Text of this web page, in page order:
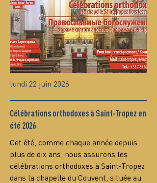
lundi 22 juin 2026
Célébrations orthodoxes à Saint-Tropez en
été 2026
Cet été, comme chaque année depuis
plus de dix ans, nous assurons les
célébrations orthodoxes à Saint-Tropez
dans la chapelle du Couvent, située au